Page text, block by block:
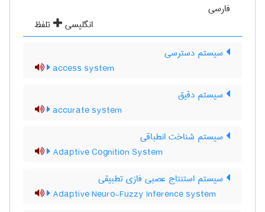
فارسی
انگلیسی
تلفظ
سیستم دسترسی
access system
سیستم دقیق
accurate system
سیستم شناخت انطباقی
Adaptive Cognition System
سیستم استنتاج عصبی فازی تطبیقی
Adaptive Neuro-Fuzzy Inference system